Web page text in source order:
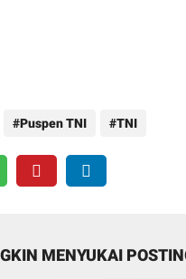
Puspen TNI TNI
MENYUKAI